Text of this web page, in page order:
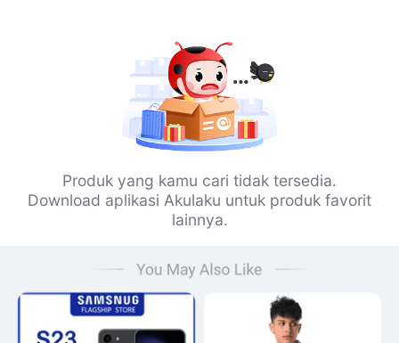
Produk yang kamu cari tidak tersedia.
Download aplikasi Akulaku untuk produk favorit
lainnya.